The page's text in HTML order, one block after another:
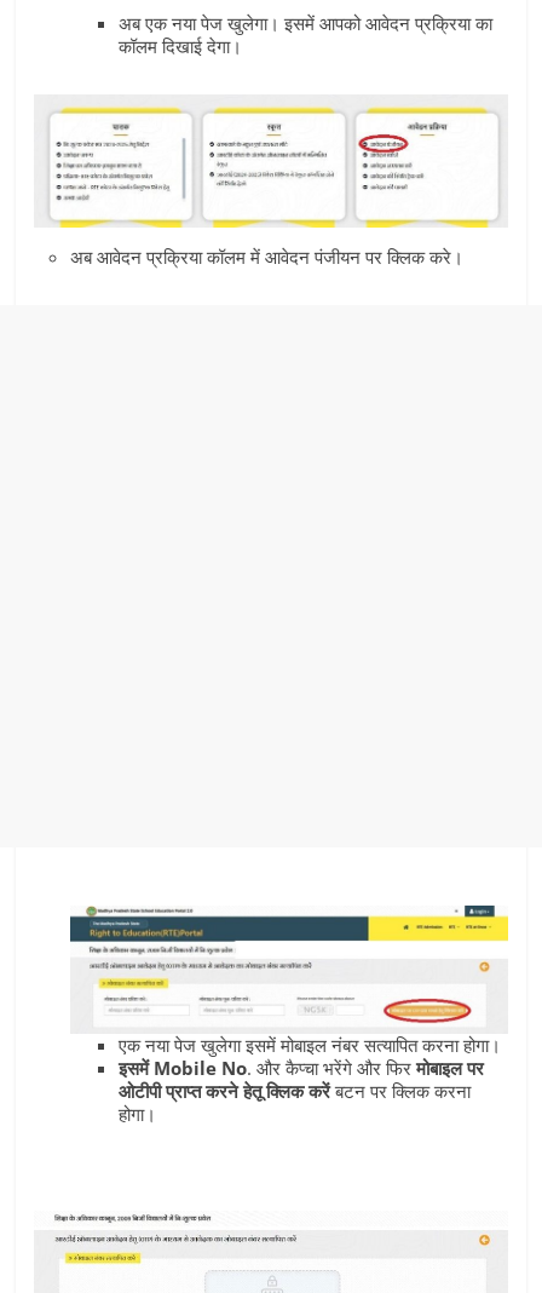
अब एक नया पेज खुलेगा। इसमें आपको आवेदन प्रक्रिया का
कॉलम दिखाई देगा।
अब आवेदन प्रक्रिया कॉलम में आवेदन पंजीयन पर क्लिक करे।
एक नया पेज खुलेगा इसमें मोबाइल नंबर सत्‍यापित करना होगा।
इसमें Mobile No. और कैप्‍चा भरेंगे और फिरमोबाइल पर
ओटीपी प्राप्‍त करने हेतू क्लिक करेंबटन पर क्लिक करना
होगा।